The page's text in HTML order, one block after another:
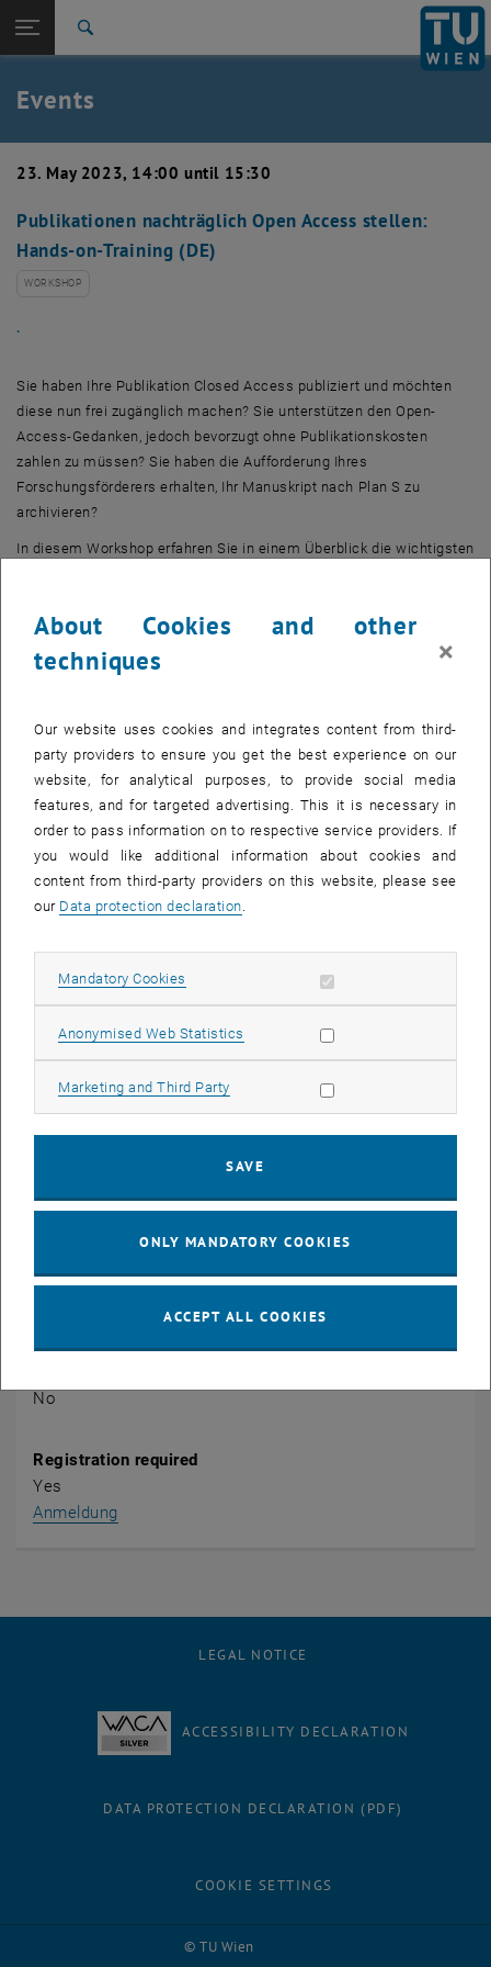
TU Login
Quicklinks
Toggle quicklinks menu
Studies
Career
Back to:
Events
Create event
Events
23. May 2023, 14:00 until 15:30
Publikationen nachträglich Open Access stellen:
Hands-on-Training (DE)
WORKSHOP
.
Sie haben Ihre Publikation Closed Access publiziert und möchten
diese nun frei zugänglich machen? Sie unterstützen den Open-
Access-Gedanken, jedoch bevorzugt ohne Publikationskosten
zahlen zu müssen? Sie haben die Aufforderung Ihres
Forschungsförderers erhalten, Ihr Manuskript nach Plan S zu
archivieren?
In diesem Workshop erfahren Sie in einem Überblick die wichtigsten
Publikationen über ein Repositorium frei zugänglich machen
können.
Bitte verwenden Sie einen Laptop. Kenntnisse über Open Access
werden nicht vorausgesetzt.
CALENDAR ENTRY
Event details
1040 Wien
Organiser
TU Wien Bibliothek
Magdalena Andrae
magdalena.andrae@tuwien.ac.at
More Information
Public
No
Registration required
Yes
Anmeldung
© TU Wien
LEGAL NOTICE
ACCESSIBILITY DECLARATION
DATA PROTECTION DECLARATION (PDF)
COOKIE SETTINGS
About Cookies and other
techniques
×
Our website uses cookies and integrates content from third-
party providers to ensure you get the best experience on our
website, for analytical purposes, to provide social media
features, and for targeted advertising. This it is necessary in
order to pass information on to respective service providers. If
you would like additional information about cookies and
content from third-party providers on this website, please see
our Data protection declaration
Mandatory Cookies Allow mandatory cookies
Anonymised Web Statistics Allow statistic cookies
Marketing and Third Party Allow marketing cookies
SAVE
ONLY MANDATORY COOKIES
ACCEPT ALL COOKIES